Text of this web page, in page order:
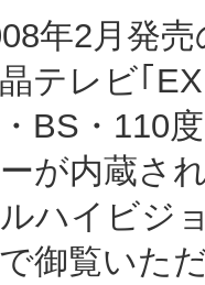
年2月発
テレビ｢
・BS・110
が内蔵さ
ハイビジ
御覧いた